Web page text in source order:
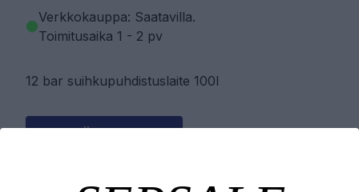
Verkkokauppa: Saatavilla.
Toimitusaika 1 - 2 pv
12 bar suihkupuhdistuslaite 100l